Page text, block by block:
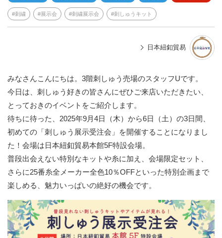
刺繍 展示会 刺繍展示会 刺しゅうキット
日本紐釦貿易
みなさんこんにちは。3階刺しゅう売場のスタッフUです。
今日は、刺しゅう好きの皆さんにぜひご来店いただきたい、
とっておきのイベントをご紹介します。
待ちに待った、2025年9月4日（木）から6日（土）の3日間、
初めての「刺しゅう展示受注会」を開催することになりまし
た！会場は日本紐釦貿易本館5F特設会場。
普段出会えない特別なキットや糸に加え、会場限定セット、
さらに25番糸全メーカー全色10％OFFといった特別企画まで
楽しめる、魅力いっぱいの絶好の機会です。